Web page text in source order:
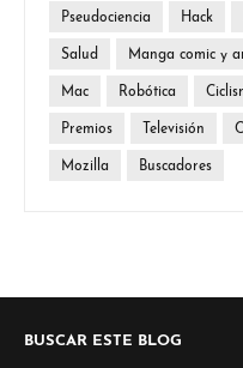
Pseudociencia Hack
Salud Manga comic y
Mac Robótica
Premios Televisión
Mozilla Buscadores
BUSCAR ESTE BLOG